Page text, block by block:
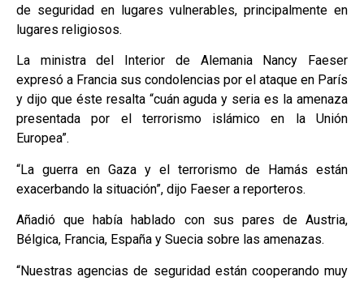
de seguridad en lugares vulnerables, principalmente en
lugares religiosos.
La ministra del Interior de Alemania Nancy Faeser
expresó a Francia sus condolencias por el ataque en París
y dijo que éste resalta “cuán aguda y seria es la amenaza
presentada por el terrorismo islámico en la Unión
Europea”.
“La guerra en Gaza y el terrorismo de Hamás están
exacerbando la situación”, dijo Faeser a reporteros.
Añadió que había hablado con sus pares de Austria,
Bélgica, Francia, España y Suecia sobre las amenazas.
“Nuestras agencias de seguridad están cooperando muy